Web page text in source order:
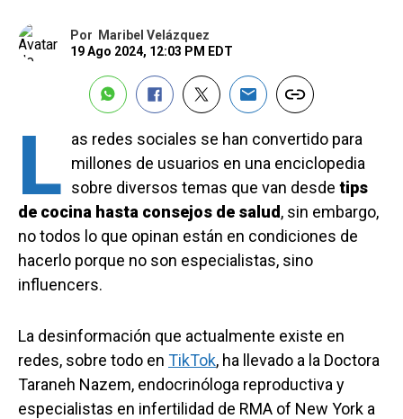
Por Maribel Velázquez
19 Ago 2024, 12:03 PM EDT
L as redes sociales se han convertido para
millones de usuarios en una enciclopedia
sobre diversos temas que van desde tips
de cocina hasta consejos de salud, sin embargo,
no todos lo que opinan están en condiciones de
hacerlo porque no son especialistas, sino
influencers.
La desinformación que actualmente existe en
redes, sobre todo en TikTok, ha llevado a la Doctora
Taraneh Nazem, endocrinóloga reproductiva y
especialistas en infertilidad de RMA of New York a